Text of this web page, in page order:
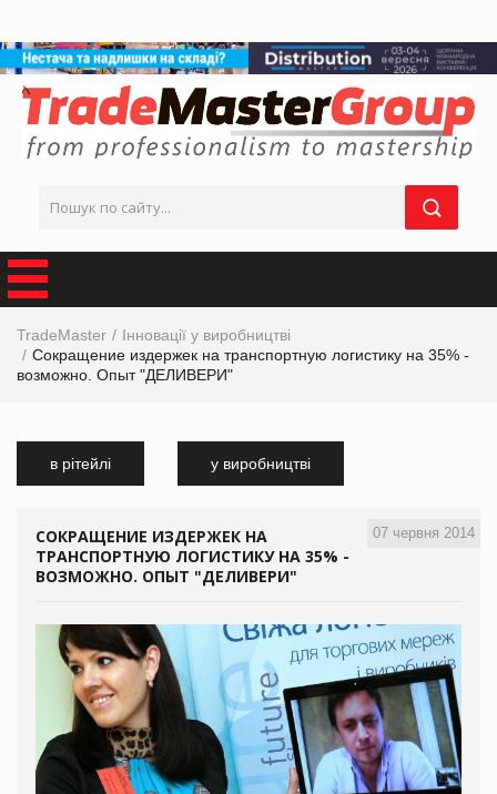
TradeMaster
Інновації у виробництві
Сокращение издержек на транспортную логистику на 35% -
возможно. Опыт "ДЕЛИВЕРИ"
в рітейлі у виробництві
07 червня 2014
СОКРАЩЕНИЕ ИЗДЕРЖЕК НА
ТРАНСПОРТНУЮ ЛОГИСТИКУ НА 35% -
ВОЗМОЖНО. ОПЫТ "ДЕЛИВЕРИ"